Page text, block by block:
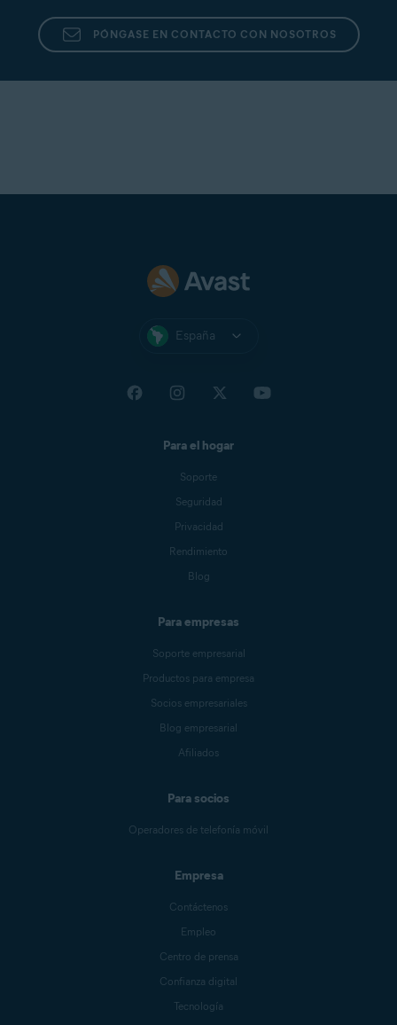
PÓNGASE EN CONTACTO CON NOSOTROS
España
Para el hogar
Soporte
Seguridad
Privacidad
Rendimiento
Blog
Para empresas
Soporte empresarial
Productos para empresa
Socios empresariales
Blog empresarial
Afiliados
Para socios
Operadores de telefonía móvil
Empresa
Contáctenos
Empleo
Centro de prensa
Confianza digital
Tecnología